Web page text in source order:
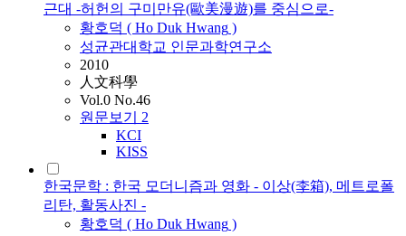
근대 -허헌의 구미만유(歐美漫遊)를 중심으로-
황호덕 ( Ho Duk Hwang )
성균관대학교 인문과학연구소
2010
人文科學
Vol.0 No.46
원문보기 2
KCI
KISS
한국문학 : 한국 모더니즘과 영화 - 이상(李箱), 메트로폴
리탄, 활동사진 -
황호덕 ( Ho Duk Hwang )